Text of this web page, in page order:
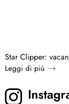
Star Clipper:
Leggi di più